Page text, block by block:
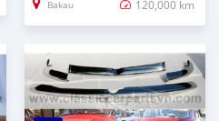
Bakau 120,000 km